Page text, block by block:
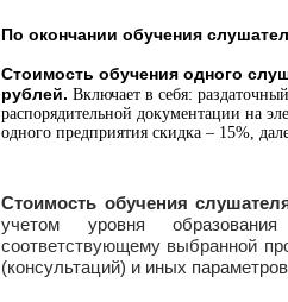
По окончании обучения
Стоимость обучения одного
рублей. Включает в себя:
распорядительной документации на
одного предприятия скидка – 15%,
Стоимость обучения
учетом уровня образования
соответствующему выбранной
(консультаций) и иных